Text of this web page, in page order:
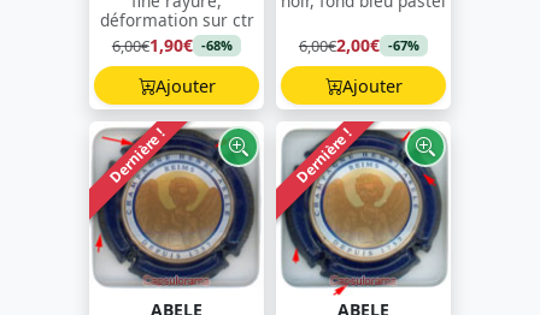
déformation sur ctr
6,00€1,90€ -68%
Ajouter
6,00€2,00€ -67%
Ajouter
Dernière !
ABELE
Dernière !
ABELE